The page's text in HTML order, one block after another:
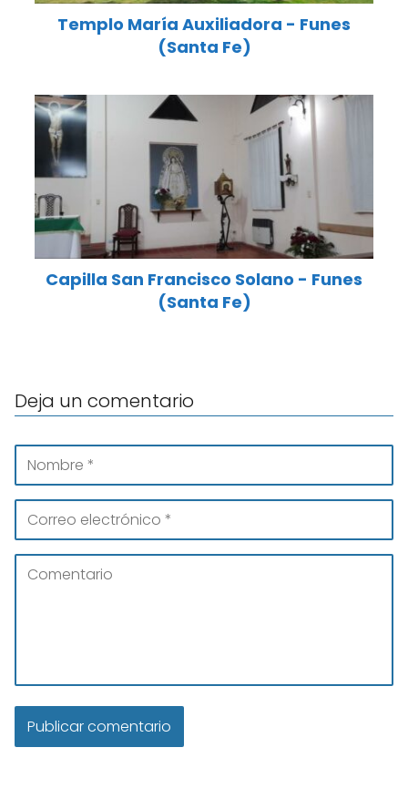
Templo María Auxiliadora - Funes
(Santa Fe)
Capilla San Francisco Solano - Funes
(Santa Fe)
Deja un comentario